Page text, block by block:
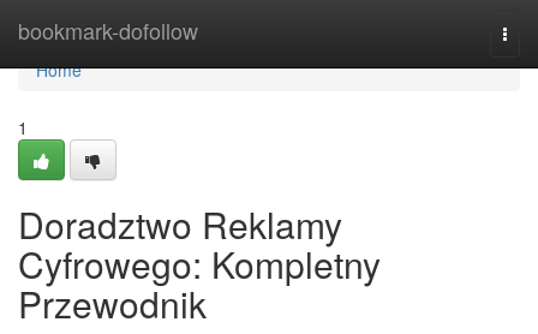
bookmark-dofollow
Home
Home
1
Doradztwo Reklamy
Cyfrowego: Kompletny
Przewodnik